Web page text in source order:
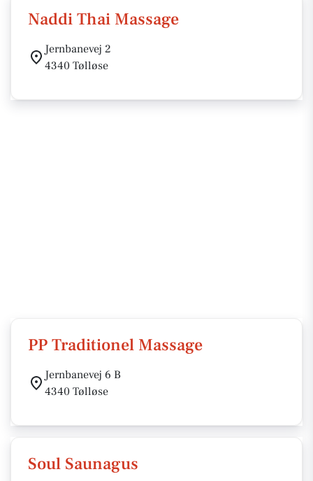
Naddi Thai Massage
Jernbanevej 2
4340 Tølløse
PP Traditionel Massage
Jernbanevej 6 B
4340 Tølløse
Soul Saunagus